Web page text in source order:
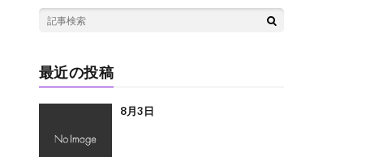
最近の投稿
8月3日